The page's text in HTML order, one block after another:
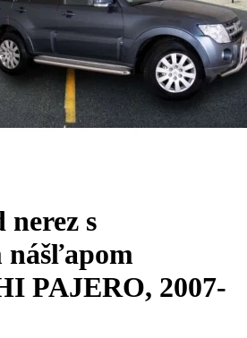
nerez s
nášľapom
PAJERO, 2007-